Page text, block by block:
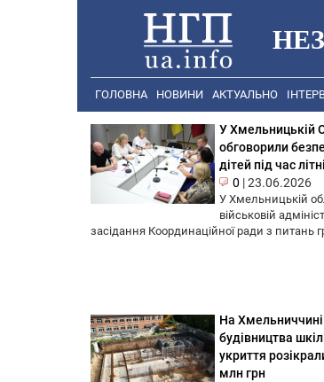
ГОЛОВНА НОВИНИ АКТУАЛЬНО
У Хмельницькій
обговорили
дітей під час
0 |23.06.2026
У Хмельницькій
військовій
засідання Координаційної ради з питань
На Хмельниччині
будівництва
укриття
млн грн